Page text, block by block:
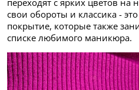
переходят с ярких цветов на
свои обороты и классика -
покрытие, которые также
списке любимого маникюра.